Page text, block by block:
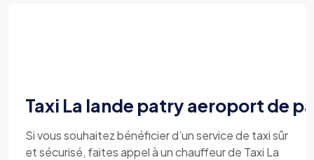
Taxi La lande patry aeroport de
Si vous souhaitez bénéficier d’un service de taxi sûr
et sécurisé, faites appel à un chauffeur de Taxi La